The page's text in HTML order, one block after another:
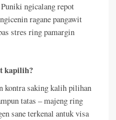
ngicalang repot
ragane pangawit
stres ring pamargin
kapilih?
kontra saking kalih pilihan
tatas – majeng ring
sane terkenal antuk visa